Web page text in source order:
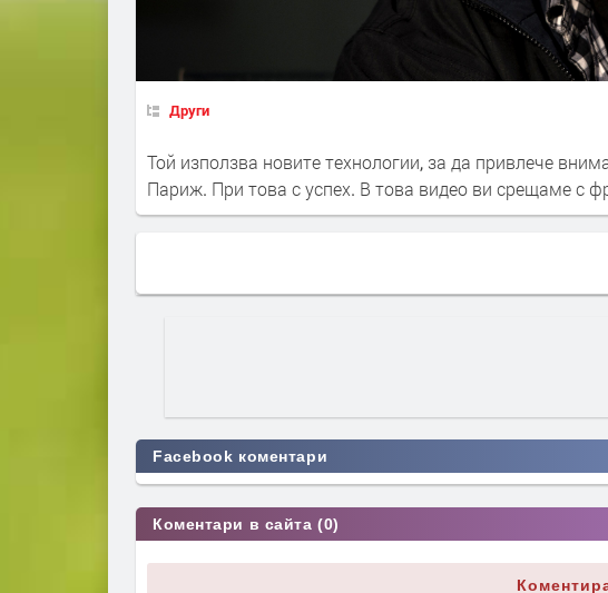
Други
Той използва новите технологии, за да привлече
Париж. При това с успех. В това видео ви срещаме с
Facebook коментари
Коментари в сайта (0)